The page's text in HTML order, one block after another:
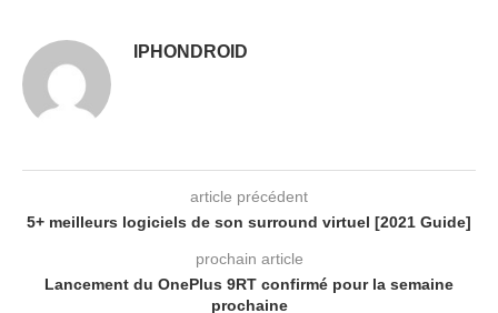
IPHONDROID
article précédent
5+ meilleurs logiciels de son surround virtuel [2021 Guide]
prochain article
Lancement du OnePlus 9RT confirmé pour la semaine
prochaine